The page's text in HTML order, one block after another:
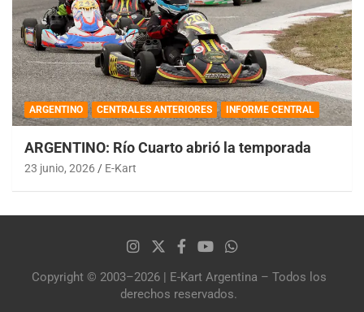
ARGENTINO CENTRALES ANTERIORES INFORME CENTRAL
ARGENTINO: Río Cuarto abrió la temporada
23 junio, 2026 E-Kart
Copyright © 2003–2026 | E-Kart Argentina – Todos los
derechos reservados.